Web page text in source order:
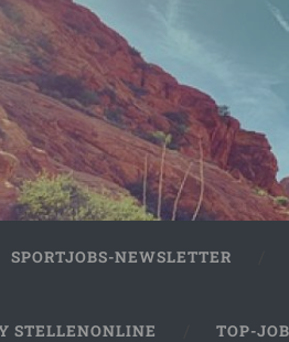
SPORTJOBS-NEWSLETTER
STELLENONLINE TOP-